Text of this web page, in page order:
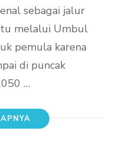
sebagai jalur
melalui Umbul
pemula karena
di puncak
…